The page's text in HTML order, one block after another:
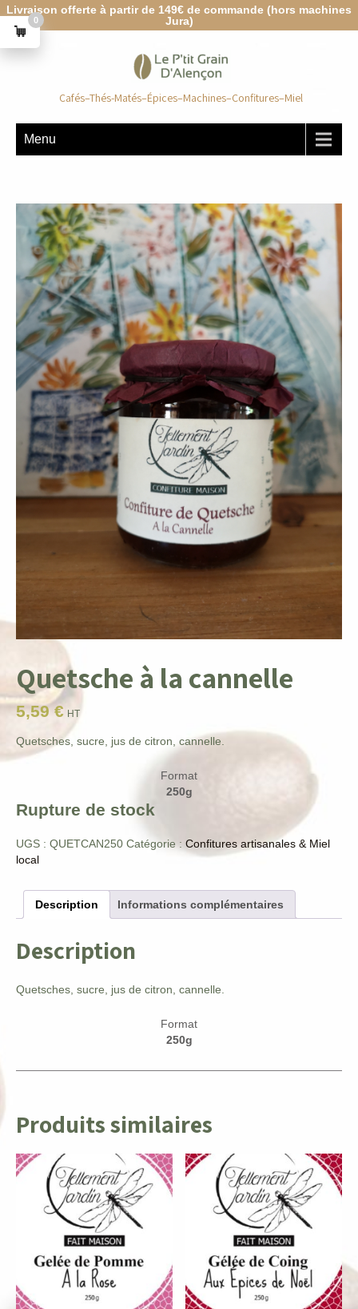
Livraison offerte à partir de 149€ de commande (hors machines
Jura)
Cafés–Thés-Matés–Épices–Machines–Confitures–Miel
Menu
Quetsche à la cannelle
5,59€ HT
Quetsches, sucre, jus de citron, cannelle.
Format
250g
Rupture de stock
UGS : QUETCAN250 Catégorie : Confitures artisanales & Miel
local
Description Informations complémentaires
Description
Quetsches, sucre, jus de citron, cannelle.
Format
250g
Produits similaires
0